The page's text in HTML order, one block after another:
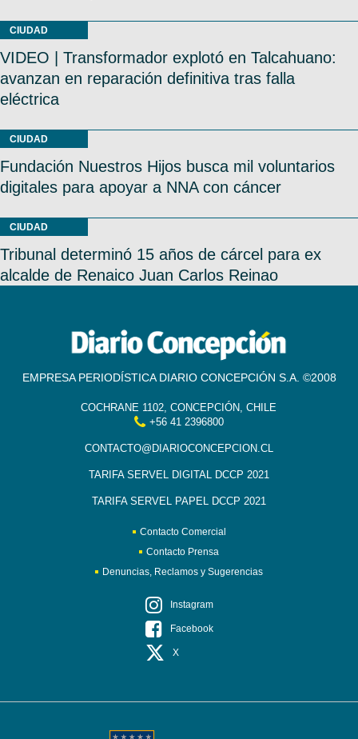
CIUDAD
VIDEO | Transformador explotó en Talcahuano:
avanzan en reparación definitiva tras falla
eléctrica
CIUDAD
Fundación Nuestros Hijos busca mil voluntarios
digitales para apoyar a NNA con cáncer
CIUDAD
Tribunal determinó 15 años de cárcel para ex
alcalde de Renaico Juan Carlos Reinao
EMPRESA PERIODÍSTICA DIARIO CONCEPCIÓN S.A. ©2008
COCHRANE 1102, CONCEPCIÓN, CHILE
+56 41 2396800
CONTACTO@DIARIOCONCEPCION.CL
TARIFA SERVEL DIGITAL DCCP 2021
TARIFA SERVEL PAPEL DCCP 2021
Contacto Comercial
Contacto Prensa
Denuncias, Reclamos y Sugerencias
Instagram
Facebook
X